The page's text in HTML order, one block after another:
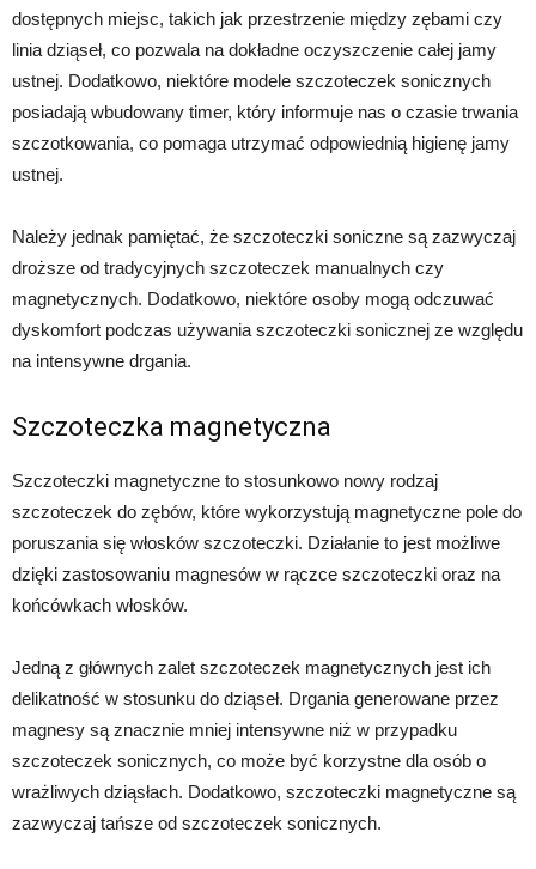
dostępnych miejsc, takich jak przestrzenie między zębami czy
linia dziąseł, co pozwala na dokładne oczyszczenie całej jamy
ustnej. Dodatkowo, niektóre modele szczoteczek sonicznych
posiadają wbudowany timer, który informuje nas o czasie trwania
szczotkowania, co pomaga utrzymać odpowiednią higienę jamy
ustnej.
Należy jednak pamiętać, że szczoteczki soniczne są zazwyczaj
droższe od tradycyjnych szczoteczek manualnych czy
magnetycznych. Dodatkowo, niektóre osoby mogą odczuwać
dyskomfort podczas używania szczoteczki sonicznej ze względu
na intensywne drgania.
Szczoteczka magnetyczna
Szczoteczki magnetyczne to stosunkowo nowy rodzaj
szczoteczek do zębów, które wykorzystują magnetyczne pole do
poruszania się włosków szczoteczki. Działanie to jest możliwe
dzięki zastosowaniu magnesów w rączce szczoteczki oraz na
końcówkach włosków.
Jedną z głównych zalet szczoteczek magnetycznych jest ich
delikatność w stosunku do dziąseł. Drgania generowane przez
magnesy są znacznie mniej intensywne niż w przypadku
szczoteczek sonicznych, co może być korzystne dla osób o
wrażliwych dziąsłach. Dodatkowo, szczoteczki magnetyczne są
zazwyczaj tańsze od szczoteczek sonicznych.